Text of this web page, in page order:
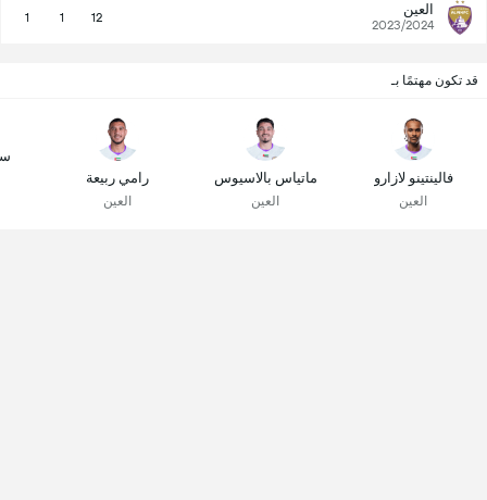
العين
2023/2024
12
1
1
قد تكون مهتمًا بـ
فالينتينو لازارو
العين
ماتياس بالاسيوس
العين
رامي ربيعة
العين